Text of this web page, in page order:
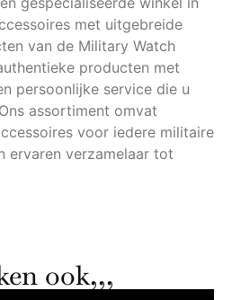
met uitgebreide
van de Military Watch
producten met
persoonlijke service die u
assortiment omvat
voor iedere militaire
ervaren verzamelaar tot
ook,,,